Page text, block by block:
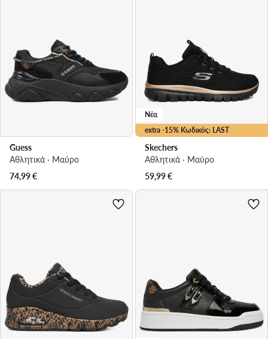
Guess
Αθλητικά · Μαύρο
74,99€
extra -15% Κωδικός: LAST
Νέα
Skechers
Αθλητικά · Μαύρο
59,99€